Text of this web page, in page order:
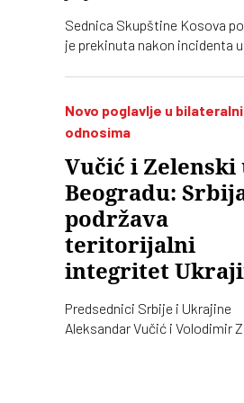
Sednica Skupštine Kosova
je prekinuta nakon incidenta u
premijera Aljbina Kurtija
Novo poglavlje u
odnosima
Vučić i Zelenski
Beogradu:
podržava
teritorijalni
integritet
Predsednici Srbije i Ukrajine
Aleksandar Vučić i Volodimir